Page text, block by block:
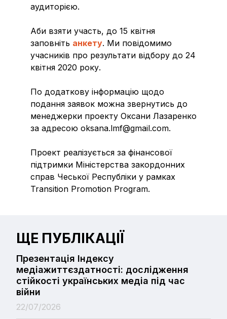
аудиторією.
Аби взяти участь, до 15 квітня
заповніть анкету. Ми повідомимо
учасників про результати відбору до 24
квітня 2020 року.
По додаткову інформацію щодо
подання заявок можна звернутись до
менеджерки проекту Оксани Лазаренко
за адресою oksana.lmf@gmail.com.
Проект реалізується за фінансової
підтримки Міністерства закордонних
справ Чеської Республіки у рамках
Transition Promotion Program.
ЩЕ ПУБЛІКАЦІЇ
Презентація Індексу
медіажиттєздатності: дослідження
стійкості українських медіа під час
війни
22/07/2026